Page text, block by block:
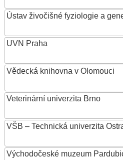
Ústav živočišné fyziologie a
UVN Praha
Vědecká knihovna v Olomouci
Veterinární univerzita Brno
VŠB – Technická univerzita
Východočeské muzeum